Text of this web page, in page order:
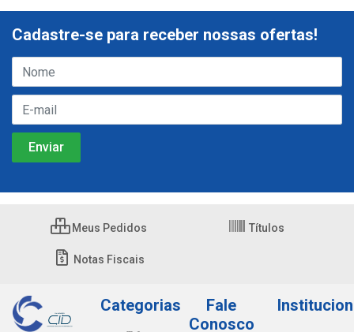
Cadastre-se para receber nossas ofertas!
Meus Pedidos Títulos
Notas Fiscais
Categorias
Fale
Conosco